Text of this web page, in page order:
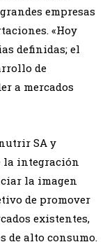
empresas
«Hoy
definidas; el
de
a mercados
SA y
la integración
la imagen
de promover
existentes,
de alto consumo.